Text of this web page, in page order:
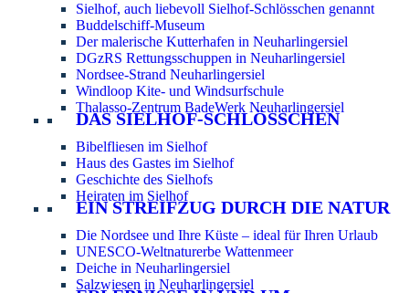
Sielhof, auch liebevoll Sielhof-Schlösschen genannt
Buddelschiff-Museum
Der malerische Kutterhafen in Neuharlingersiel
DGzRS Rettungsschuppen in Neuharlingersiel
Nordsee-Strand Neuharlingersiel
Windloop Kite- und Windsurfschule
Thalasso-Zentrum BadeWerk Neuharlingersiel
DAS SIELHOF-SCHLÖSSCHEN
Bibelfliesen im Sielhof
Haus des Gastes im Sielhof
Geschichte des Sielhofs
Heiraten im Sielhof
EIN STREIFZUG DURCH DIE NATUR
Die Nordsee und Ihre Küste – ideal für Ihren Urlaub
UNESCO-Weltnaturerbe Wattenmeer
Deiche in Neuharlingersiel
Salzwiesen in Neuharlingersiel